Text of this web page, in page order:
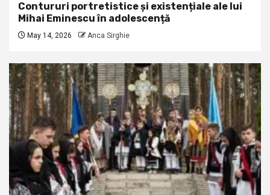
Contururi portretistice și existențiale ale lui
Mihai Eminescu în adolescență
May 14, 2026 Anca Sirghie